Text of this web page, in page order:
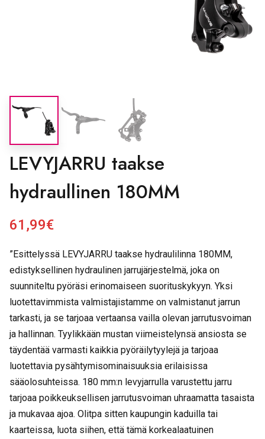
LEVYJARRU taakse
hydraullinen 180MM
61,99€
”Esittelyssä LEVYJARRU taakse hydraulilinna 180MM,
edistyksellinen hydraulinen jarrujärjestelmä, joka on
suunniteltu pyöräsi erinomaiseen suorituskykyyn. Yksi
luotettavimmista valmistajistamme on valmistanut jarrun
tarkasti, ja se tarjoaa vertaansa vailla olevan jarrutusvoiman
ja hallinnan. Tyylikkään mustan viimeistelynsä ansiosta se
täydentää varmasti kaikkia pyöräilytyylejä ja tarjoaa
luotettavia pysähtymisominaisuuksia erilaisissa
sääolosuhteissa. 180 mm:n levyjarrulla varustettu jarru
tarjoaa poikkeuksellisen jarrutusvoiman uhraamatta tasaista
ja mukavaa ajoa. Olitpa sitten kaupungin kaduilla tai
kaarteissa, luota siihen, että tämä korkealaatuinen